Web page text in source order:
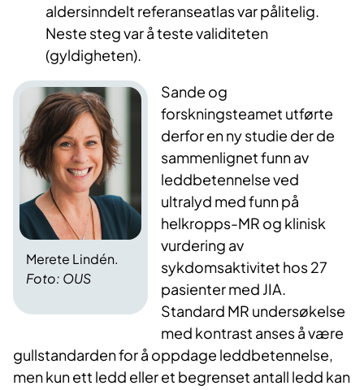
aldersinndelt referanseatlas var pålitelig.
Neste steg var å teste validiteten
(gyldigheten).
Foto: OUS
Merete Lindén.
Sande og
forskningsteamet utførte
derfor en ny studie der de
sammenlignet funn av
leddbetennelse ved
ultralyd med funn på
helkropps-MR og klinisk
vurdering av
sykdomsaktivitet hos 27
pasienter med JIA.
Standard MR undersøkelse
med kontrast anses å være
gullstandarden for å oppdage leddbetennelse,
men kun ett ledd eller et begrenset antall ledd kan